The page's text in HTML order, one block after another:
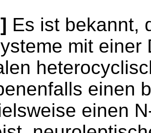
Es ist bekannt,
mit
einen
einen